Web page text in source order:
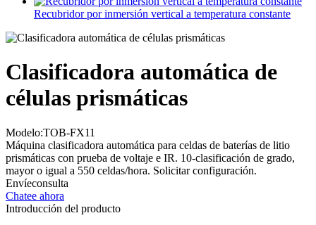
Recubridor por inmersión vertical a temperatura constante
Clasificadora automática de
células prismáticas
Modelo:TOB-FX11
Máquina clasificadora automática para celdas de baterías de litio
prismáticas con prueba de voltaje e IR. 10-clasificación de grado,
mayor o igual a 550 celdas/hora. Solicitar configuración.
Envíeconsulta
Chatee ahora
Introducción del producto